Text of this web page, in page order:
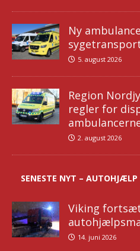
Ny
5. august 2026
Region
regler for
2. august 2026
SENESTE NYT – AUTOHJÆLP
Viking
14. juni 2026